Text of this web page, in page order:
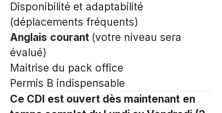
Disponibilité et adaptabilité
(déplacements fréquents)
Anglais courant (votre niveau sera
évalué)
Maitrise du pack office
Permis B indispensable
Ce CDI est ouvert dès maintenant en